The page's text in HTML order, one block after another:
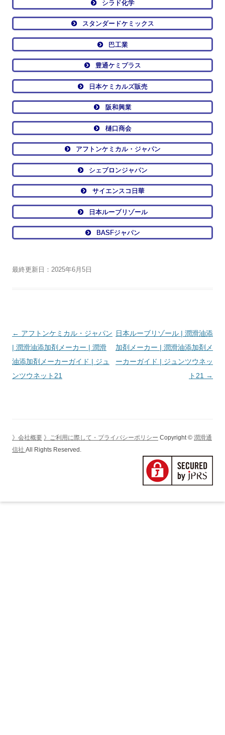
シラド化学
スタンダードケミックス
巴工業
豊通ケミプラス
日本ケミカルズ販売
阪和興業
樋口商会
アフトンケミカル・ジャパン
シェブロンジャパン
サイエンスコ日華
日本ルーブリゾール
BASFジャパン
最終更新日：2025年6月5日
投
稿
ナ
ビ
ン
← アフトンケミカル・ジャパン
| 潤滑油添加剤メーカー | 潤滑
油添加剤メーカーガイド | ジュ
ンツウネット21
日本ルーブリゾール | 潤滑油添
加剤メーカー | 潤滑油添加剤メ
ーカーガイド | ジュンツウネッ
ト21 →
》会社概要 》ご利用に際して・プライバシーポリシー Copyright © 潤滑通
信社 All Rights Reserved.